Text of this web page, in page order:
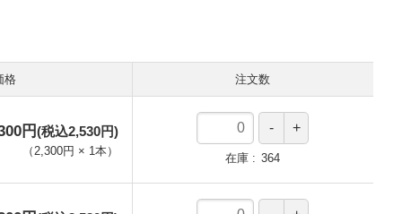
格 注文数
円(税込2,530円)
（2,300円 × 1本）
在庫 364